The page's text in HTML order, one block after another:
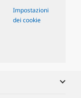
Impostazioni
dei cookie